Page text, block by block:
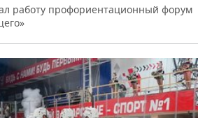
работу профориентационный форум